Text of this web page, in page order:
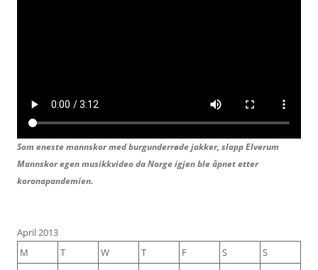
Som eneste mannskor med burgunderrøde jakker, slapp Elverum
Mannskor egen musikkvideo da Norge igjen ble åpnet etter
koronapandemien.
April 2013
M
T W T F S
S